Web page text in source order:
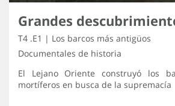
Grandes
T4 .E1 | Los barcos más antigüos
Documentales de historia
El Lejano Oriente construyó los
mortíferos en busca de la supremacía